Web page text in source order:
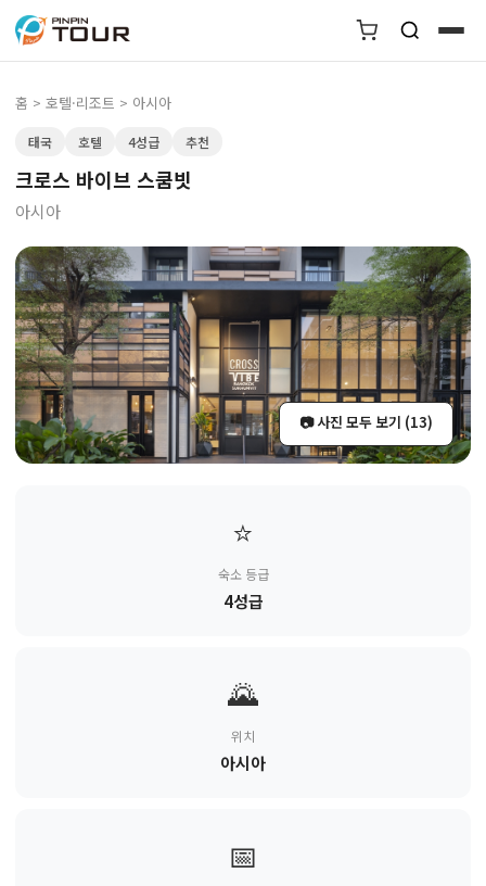
홈 > 호텔·리조트 > 아시아
태국 호텔 4성급 추천
크로스 바이브 스쿰빗
아시아
📷 사진 모두 보기 (13)
⭐
숙소 등급
4성급
🌄
위치
아시아
📅